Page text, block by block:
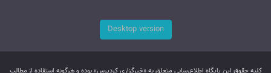
Desktop version